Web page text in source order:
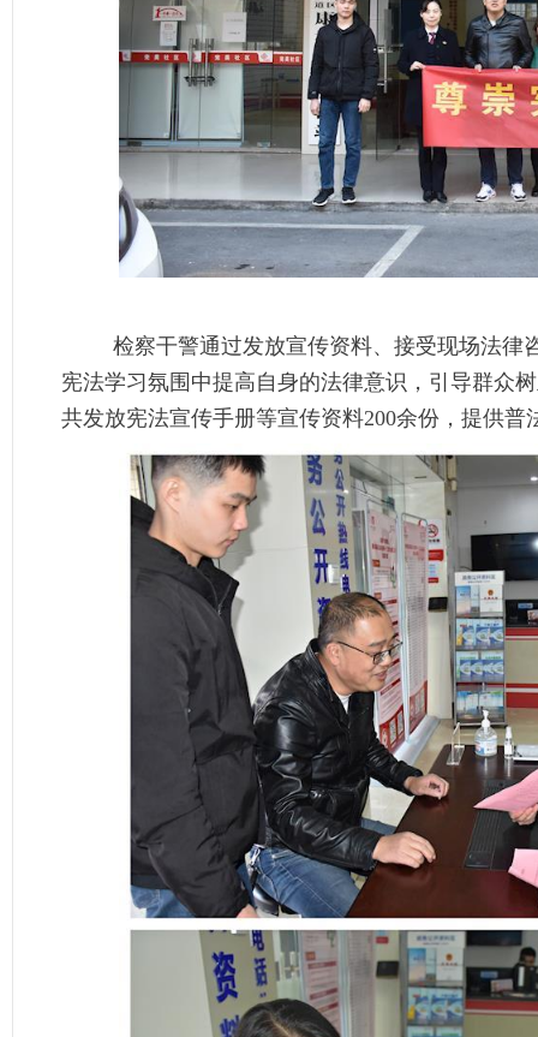
检察干警通过发放宣传资料、接受现场法律
宪法学习氛围中提高自身的法律意识，引导群众
共发放宪法宣传手册等宣传资料200余份，提供